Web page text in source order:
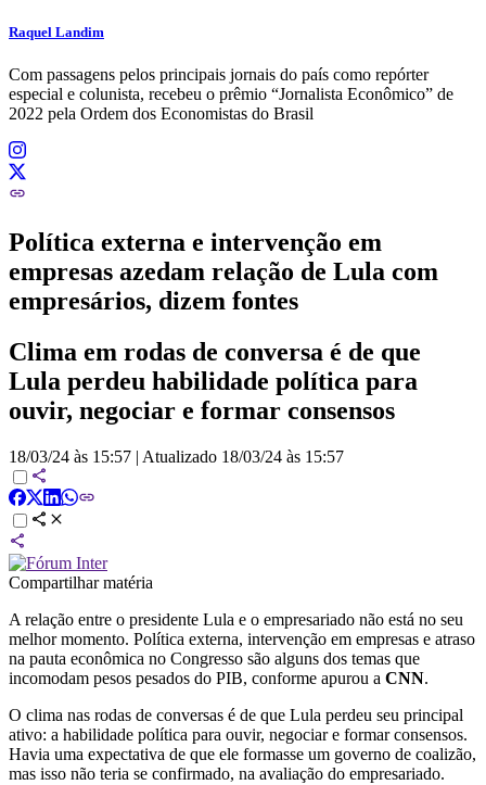
Raquel Landim
Com passagens pelos principais jornais do país como repórter
especial e colunista, recebeu o prêmio “Jornalista Econômico” de
2022 pela Ordem dos Economistas do Brasil
Política externa e intervenção em
empresas azedam relação de Lula com
empresários, dizem fontes
Clima em rodas de conversa é de que
Lula perdeu habilidade política para
ouvir, negociar e formar consensos
18/03/24 às 15:57 | Atualizado 18/03/24 às 15:57
Compartilhar matéria
A relação entre o presidente Lula e o empresariado não está no seu
melhor momento. Política externa, intervenção em empresas e atraso
na pauta econômica no Congresso são alguns dos temas que
incomodam pesos pesados do PIB, conforme apurou a CNN.
O clima nas rodas de conversas é de que Lula perdeu seu principal
ativo: a habilidade política para ouvir, negociar e formar consensos.
Havia uma expectativa de que ele formasse um governo de coalizão,
mas isso não teria se confirmado, na avaliação do empresariado.